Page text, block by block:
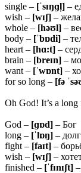
single – [ˈsɪŋɡl̩] –
wish – [wɪʃ] –
whole – [həʊl] –
body – [ˈbɒdi] –
heart – [hɑ:t] –
brain – [breɪn] –
want – [ˈwɒnt] –
for so long – [fə
Oh God! It’s a
God – [ɡɒd] – Бог
long – [ˈlɒŋ] –
fight – [faɪt] –
wish – [wɪʃ] –
finished – [ˈfɪnɪʃt]